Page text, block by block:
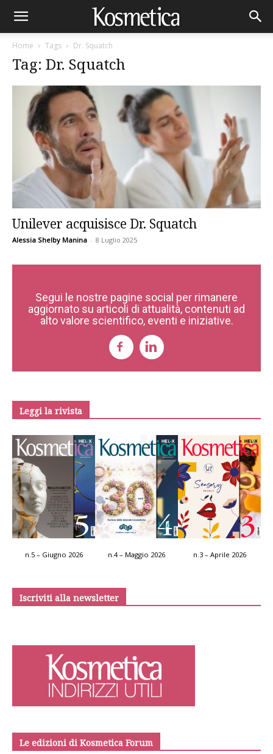
Home Tags Dr. Squatch
Tag: Dr. Squatch
Unilever acquisisce Dr. Squatch
Alessia Shelby Manina - 8 Luglio 2025
Segui le nostre pagine social per rimanere
aggiornato su articoli di attualità, contenuti ad
alto valore scientifico, eventi e iniziative.
Leggi la rivista
n.5 – Giugno 2026 n.4 – Maggio 2026 n.3 – Aprile 2026
Iscriviti alla newsletter
Le edizioni di Kosmetica Forum